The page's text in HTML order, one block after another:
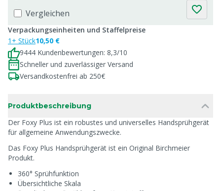
Vergleichen
Verpackungseinheiten und Staffelpreise
1+ Stück10,50 €
9444 Kundenbewertungen: 8,3/10
Schneller und zuverlässiger Versand
Versandkostenfrei ab 250€
Produktbeschreibung
Der Foxy Plus ist ein robustes und universelles Handsprühgerät
für allgemeine Anwendungszwecke.
Das Foxy Plus Handsprühgerät ist ein Original Birchmeier
Produkt.
360° Sprühfunktion
Übersichtliche Skala